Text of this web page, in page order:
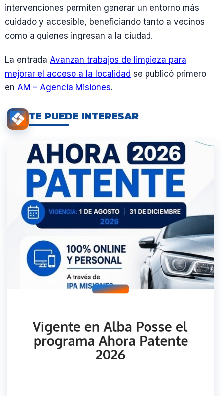
intervenciones permiten generar un entorno más
cuidado y accesible, beneficiando tanto a vecinos
como a quienes ingresan a la ciudad.
La entrada Avanzan trabajos de limpieza para
mejorar el acceso a la localidad se publicó primero
en AM – Agencia Misiones.
TE PUEDE INTERESAR